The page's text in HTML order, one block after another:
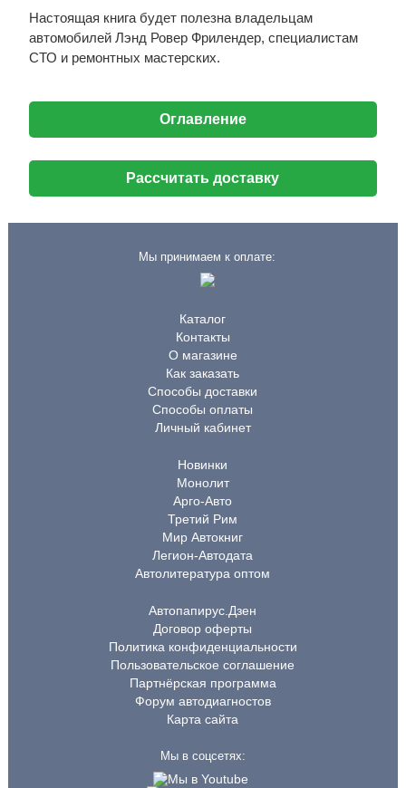
Настоящая книга будет полезна владельцам
автомобилей Лэнд Ровер Фрилендер, специалистам
СТО и ремонтных мастерских.
Оглавление
Рассчитать доставку
Мы принимаем к оплате:
Каталог
Контакты
О магазине
Как заказать
Способы доставки
Способы оплаты
Личный кабинет
Новинки
Монолит
Арго-Авто
Третий Рим
Мир Автокниг
Легион-Автодата
Автолитература оптом
Автопапирус.Дзен
Договор оферты
Политика конфиденциальности
Пользовательское соглашение
Партнёрская программа
Форум автодиагностов
Карта сайта
Мы в соцсетях: